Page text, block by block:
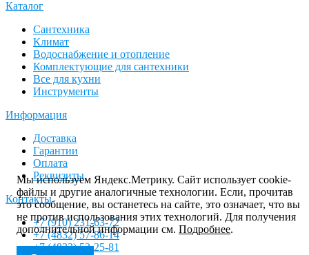
Каталог
Сантехника
Климат
Водоснабжение и отопление
Комплектующие для сантехники
Все для кухни
Инструменты
Информация
Доставка
Гарантии
Оплата
Реквизиты
Контакты
+7 (910) 231-63-72
+7 (4832) 57-86-14
+7 (4832) 52-25-81
Мы используем Яндекс.Метрику. Сайт использует cookie-
файлы и другие аналогичные технологии. Если, прочитав
это сообщение, вы останетесь на сайте, это означает, что вы
не против использования этих технологий. Для получения
дополнительной информации см.Подробнее.